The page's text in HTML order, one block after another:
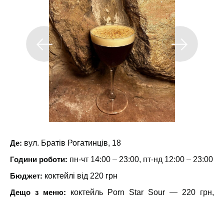
Де: вул. Братів Рогатинців, 18
Години роботи: пн-чт 14:00 – 23:00, пт-нд 12:00 – 23:00
Бюджет: коктейлі від 220 грн
Дещо з меню: коктейль Porn Star Sour — 220 грн,